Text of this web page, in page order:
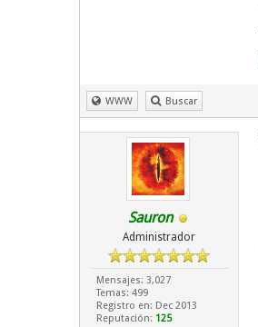
WWW Buscar
Sauron
Administrador
Mensajes: 3,027
Temas: 499
Registro en: Dec 2013
Reputación: 125